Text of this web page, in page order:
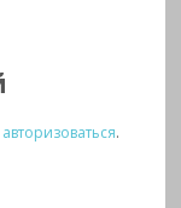
авторизоваться.